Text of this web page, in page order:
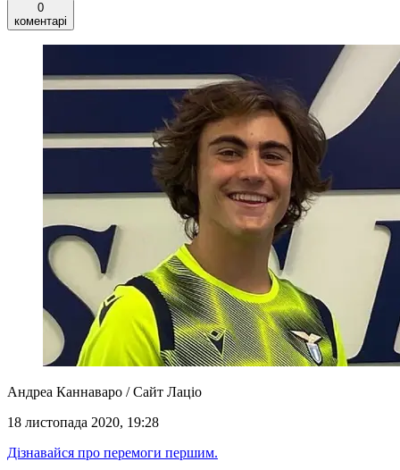
0
коментарі
Андреа Каннаваро / Сайт Лаціо
18 листопада 2020, 19:28
Дізнавайся про перемоги першим.